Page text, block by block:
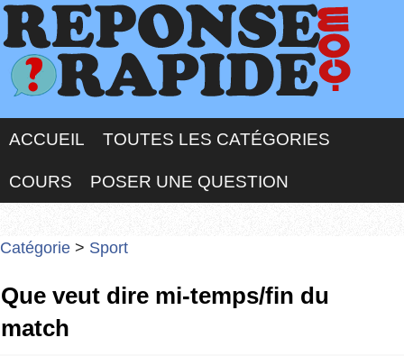
ACCUEIL TOUTES LES CATÉGORIES
COURS POSER UNE QUESTION
Catégorie > Sport
Que veut dire mi-temps/fin du
match